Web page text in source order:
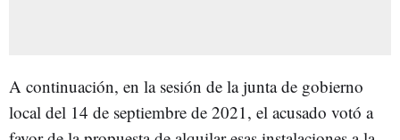
A continuación, en la sesión de la junta de gobierno
local del 14 de septiembre de 2021, el acusado votó a